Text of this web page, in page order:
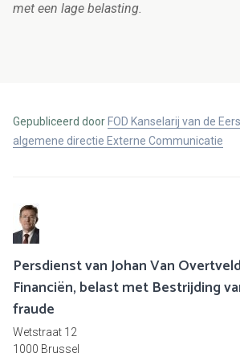
met een lage belasting.
Gepubliceerd door FOD Kanselarij van de
algemene directie Externe Communicatie
Persdienst van Johan Van
Financiën, belast met Bestrijding
fraude
Wetstraat 12
1000 Brussel